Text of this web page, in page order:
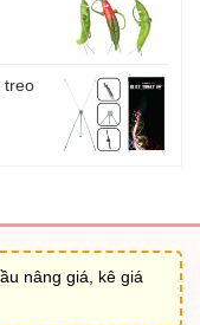
treo
nâng giá, kê giá